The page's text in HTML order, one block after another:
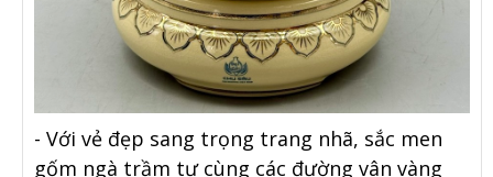
- Với vẻ đẹp sang trọng trang nhã, sắc men
gốm ngà trầm tư cùng các đường vân vàng